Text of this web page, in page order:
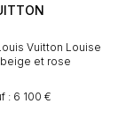
Vuitton Louise
et rose
: 6 100 €